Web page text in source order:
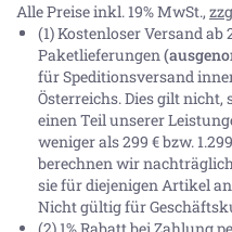
Alle Preise inkl. 19% MwSt.,
(1) Kostenloser Versand
Paketlieferungen
für Speditionsversand
Österreichs. Dies gilt
einen Teil unserer
weniger als 299 € bzw.
berechnen wir
sie für diejenigen Artikel
Nicht gültig für